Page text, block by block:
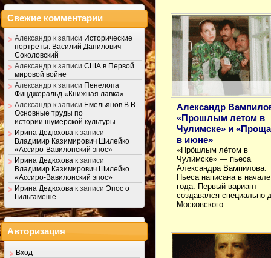
Александр
«Прошлым летом в
Чулимске» и
в июне»
«Про́шлым ле́том в
Чули́мске» — пьеса
Александра Вампилова.
Пьеса написана в
года. Первый вариант
создавался специально
Московского…
Свежие комментарии
Александр к записи Исторические
портреты: Василий Данилович
Соколовский
Александр к записи США в Первой
мировой войне
Александр к записи Пенелопа
Фицджеральд «Книжная лавка»
Александр к записи Емельянов В.В.
Основные труды по
истории шумерской культуры
Ирина Дедюхова к записи
Владимир Казимирович Шилейко
«Ассиро-Вавилонский эпос»
Ирина Дедюхова к записи
Владимир Казимирович Шилейко
«Ассиро-Вавилонский эпос»
Ирина Дедюхова к записи Эпос о
Гильгамеше
Авторизация
Вход